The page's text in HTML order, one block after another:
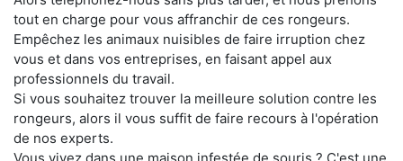
tout en charge pour vous affranchir de ces rongeurs.
Empêchez les animaux nuisibles de faire irruption chez
vous et dans vos entreprises, en faisant appel aux
professionnels du travail.
Si vous souhaitez trouver la meilleure solution contre les
rongeurs, alors il vous suffit de faire recours à l'opération
de nos experts.
Vous vivez dans une maison infestée de souris ? C'est une